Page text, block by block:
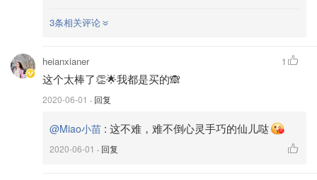
5⃣️ 用刀切成喜欢的宽度就好，切完抖一下就是新鲜出炉的
3条相关评论
heianxianer
这个太棒了👏🌟我都是买的🙈
2020-06-01 · 回复
1
@Miao小苗 : 这不难，难不倒心灵手巧的仙儿哒
2020-06-01 · 回复